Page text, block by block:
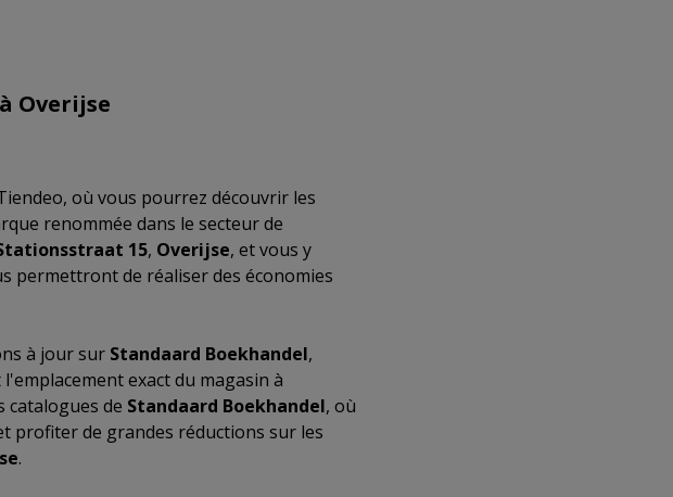
Overijse
où vous pourrez découvrir les
renommée dans le secteur de
15, Overijse, et vous y
permettront de réaliser des économies
à jour sur Standaard Boekhandel,
exact du magasin à
catalogues de Standaard Boekhandel, où
profiter de grandes réductions sur les
.